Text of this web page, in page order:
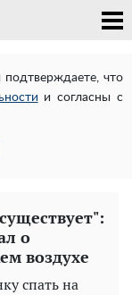
что
и согласны с
о
воздухе
спать на